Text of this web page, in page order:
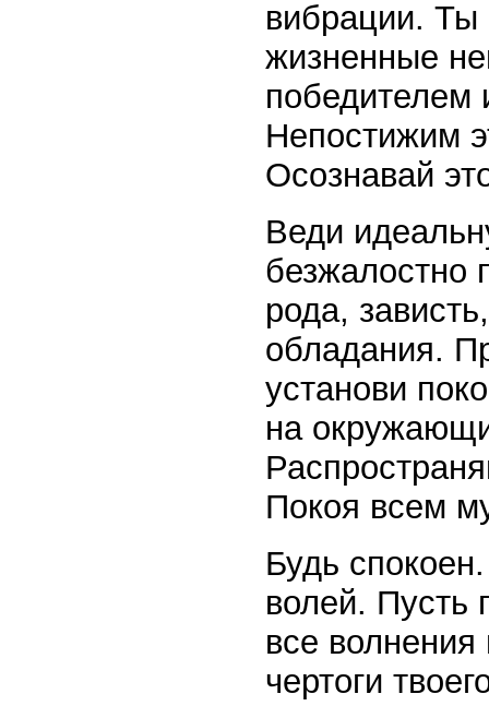
вибрации. Ты
жизненные
победителем
Непостижим
Осознавай
Веди
безжалостно
рода,
обладания.
установи
на
Покоя всем
Будь
волей. Пусть
все
чертоги